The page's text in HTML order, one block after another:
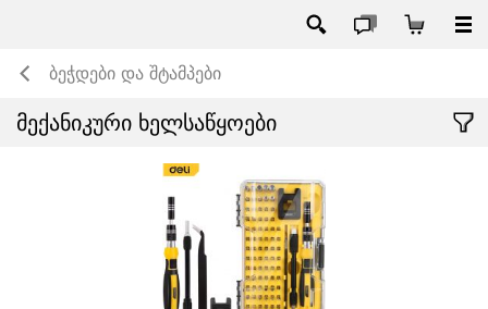
ბეჭდები და შტამპები
მექანიკური ხელსაწყოები